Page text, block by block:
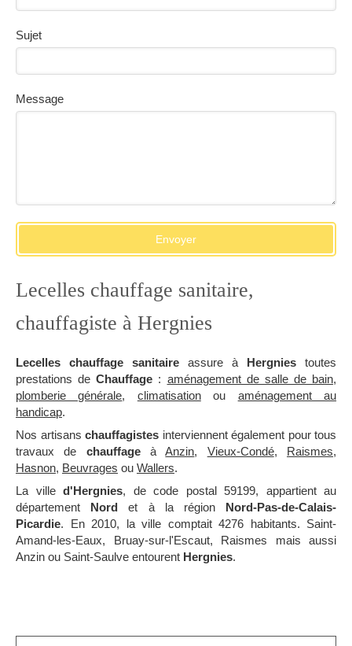
Sujet
Message
Envoyer
Lecelles chauffage sanitaire,
chauffagiste à Hergnies
Lecelles chauffage sanitaire assure à Hergnies toutes
prestations deChauffage : aménagement de salle de bain,
plomberie générale, climatisationou aménagement au
handicap.
Nos artisans chauffagistes interviennent également pour tous
travaux de chauffageàAnzin, Vieux-Condé, Raismes,
Hasnon, Beuvrages ou Wallers.
La villed'Hergnies, de code postal 59199, appartient au
département Nord et à la région Nord-Pas-de-Calais-
Picardie. En 2010, la ville comptait 4276 habitants. Saint-
Amand-les-Eaux, Bruay-sur-l'Escaut, Raismes mais aussi
Anzin ou Saint-Saulve entourent Hergnies.